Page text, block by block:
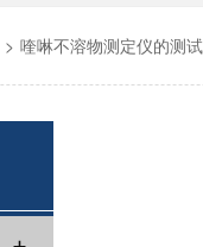
> 喹啉不溶物测定仪的测